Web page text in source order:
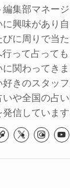
集部マネージ
興味があり
に周りで当
って占って
関わってきま
きのスタッ
や全国の占
信しています